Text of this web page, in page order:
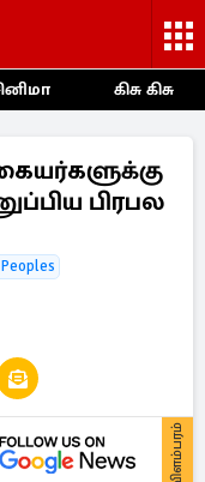
கிசு கிசு
பிரபல
விளம்பரம்